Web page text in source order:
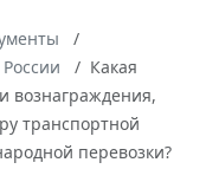
Какая
вознаграждения,
транспортной
перевозки?